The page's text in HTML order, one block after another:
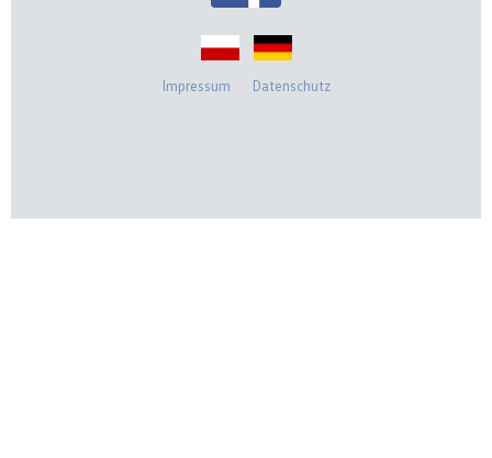
Impressum Datenschutz